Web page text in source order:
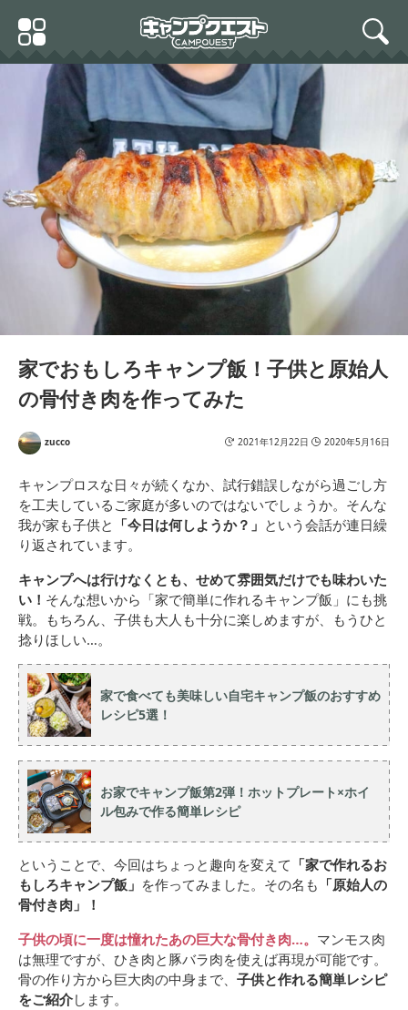
Primary
Menu
search
家でおもしろキャンプ飯！子供と原始人
の骨付き肉を作ってみた
zucco 2021年12月22日 2020年5月16日
キャンプロスな日々が続くなか、試行錯誤しながら過ごし方
を工夫しているご家庭が多いのではないでしょうか。そんな
我が家も子供と 「今日は何しようか？」 という会話が連日繰
り返されています。
キャンプへは行けなくとも、せめて雰囲気だけでも味わいた
い！ そんな想いから「家で簡単に作れるキャンプ飯」にも挑
戦。もちろん、子供も大人も十分に楽しめますが、もうひと
捻りほしい…。
家で食べても美味しい自宅キャンプ飯のおすすめ
レシピ5選！
お家でキャンプ飯第2弾！ホットプレート×ホイ
ル包みで作る簡単レシピ
ということで、今回はちょっと趣向を変えて 「家で作れるお
もしろキャンプ飯」 を作ってみました。その名も 「原始人の
骨付き肉」！
子供の頃に一度は憧れたあの巨大な骨付き肉…。 マンモス肉
は無理ですが、ひき肉と豚バラ肉を使えば再現が可能です。
骨の作り方から巨大肉の中身まで、 子供と作れる簡単レシピ
をご紹介します。